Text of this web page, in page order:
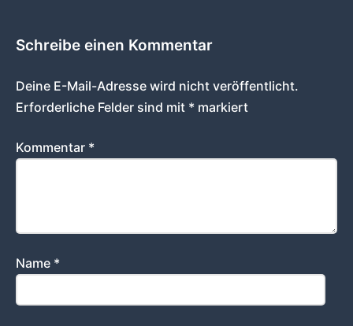
Schreibe einen Kommentar
Deine E-Mail-Adresse wird nicht veröffentlicht.
Erforderliche Felder sind mit * markiert
Kommentar *
Name *